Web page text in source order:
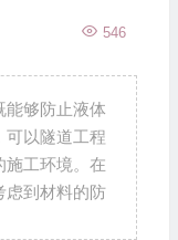
546
能够防止液体
可以隧道工程
施工环境。在
虑到材料的防